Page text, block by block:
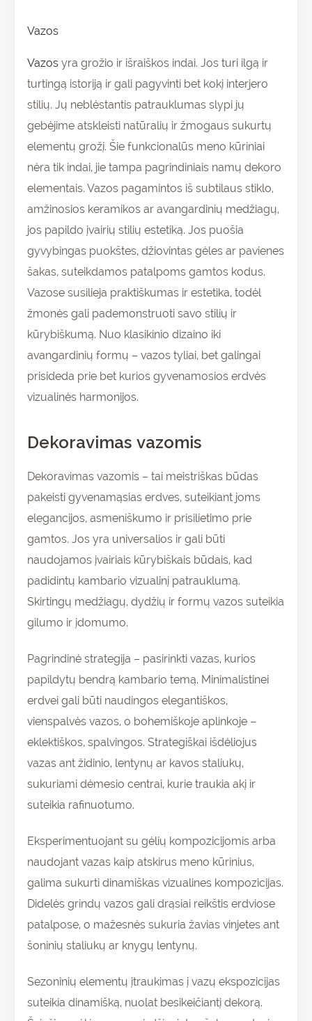
Vazos
Vazos yra grožio ir išraiškos indai. Jos turi ilgą ir
turtingą istoriją ir gali pagyvinti bet kokį interjero
stilių. Jų neblėstantis patrauklumas slypi jų
gebėjime atskleisti natūralių ir žmogaus sukurtų
elementų grožį. Šie funkcionalūs meno kūriniai
nėra tik indai, jie tampa pagrindiniais namų dekoro
elementais. Vazos pagamintos iš subtilaus stiklo,
amžinosios keramikos ar avangardinių medžiagų,
jos papildo įvairių stilių estetiką. Jos puošia
gyvybingas puokštes, džiovintas gėles ar pavienes
šakas, suteikdamos patalpoms gamtos kodus.
Vazose susilieja praktiškumas ir estetika, todėl
žmonės gali pademonstruoti savo stilių ir
kūrybiškumą. Nuo klasikinio dizaino iki
avangardinių formų – vazos tyliai, bet galingai
prisideda prie bet kurios gyvenamosios erdvės
vizualinės harmonijos.
Dekoravimas vazomis
Dekoravimas vazomis – tai meistriškas būdas
pakeisti gyvenamąsias erdves, suteikiant joms
elegancijos, asmeniškumo ir prisilietimo prie
gamtos. Jos yra universalios ir gali būti
naudojamos įvairiais kūrybiškais būdais, kad
padidintų kambario vizualinį patrauklumą.
Skirtingų medžiagų, dydžių ir formų vazos suteikia
gilumo ir įdomumo.
Pagrindinė strategija – pasirinkti vazas, kurios
papildytų bendrą kambario temą. Minimalistinei
erdvei gali būti naudingos elegantiškos,
vienspalvės vazos, o bohemiškoje aplinkoje –
eklektiškos, spalvingos. Strategiškai išdėliojus
vazas ant židinio, lentynų ar kavos staliukų,
sukuriami dėmesio centrai, kurie traukia akį ir
suteikia rafinuotumo.
Eksperimentuojant su gėlių kompozicijomis arba
naudojant vazas kaip atskirus meno kūrinius,
galima sukurti dinamiškas vizualines kompozicijas.
Didelės grindų vazos gali drąsiai reikštis erdviose
patalpose, o mažesnės sukuria žavias vinjetes ant
šoninių staliukų ar knygų lentynų.
Sezoninių elementų įtraukimas į vazų ekspozicijas
suteikia dinamišką, nuolat besikeičiantį dekorą.